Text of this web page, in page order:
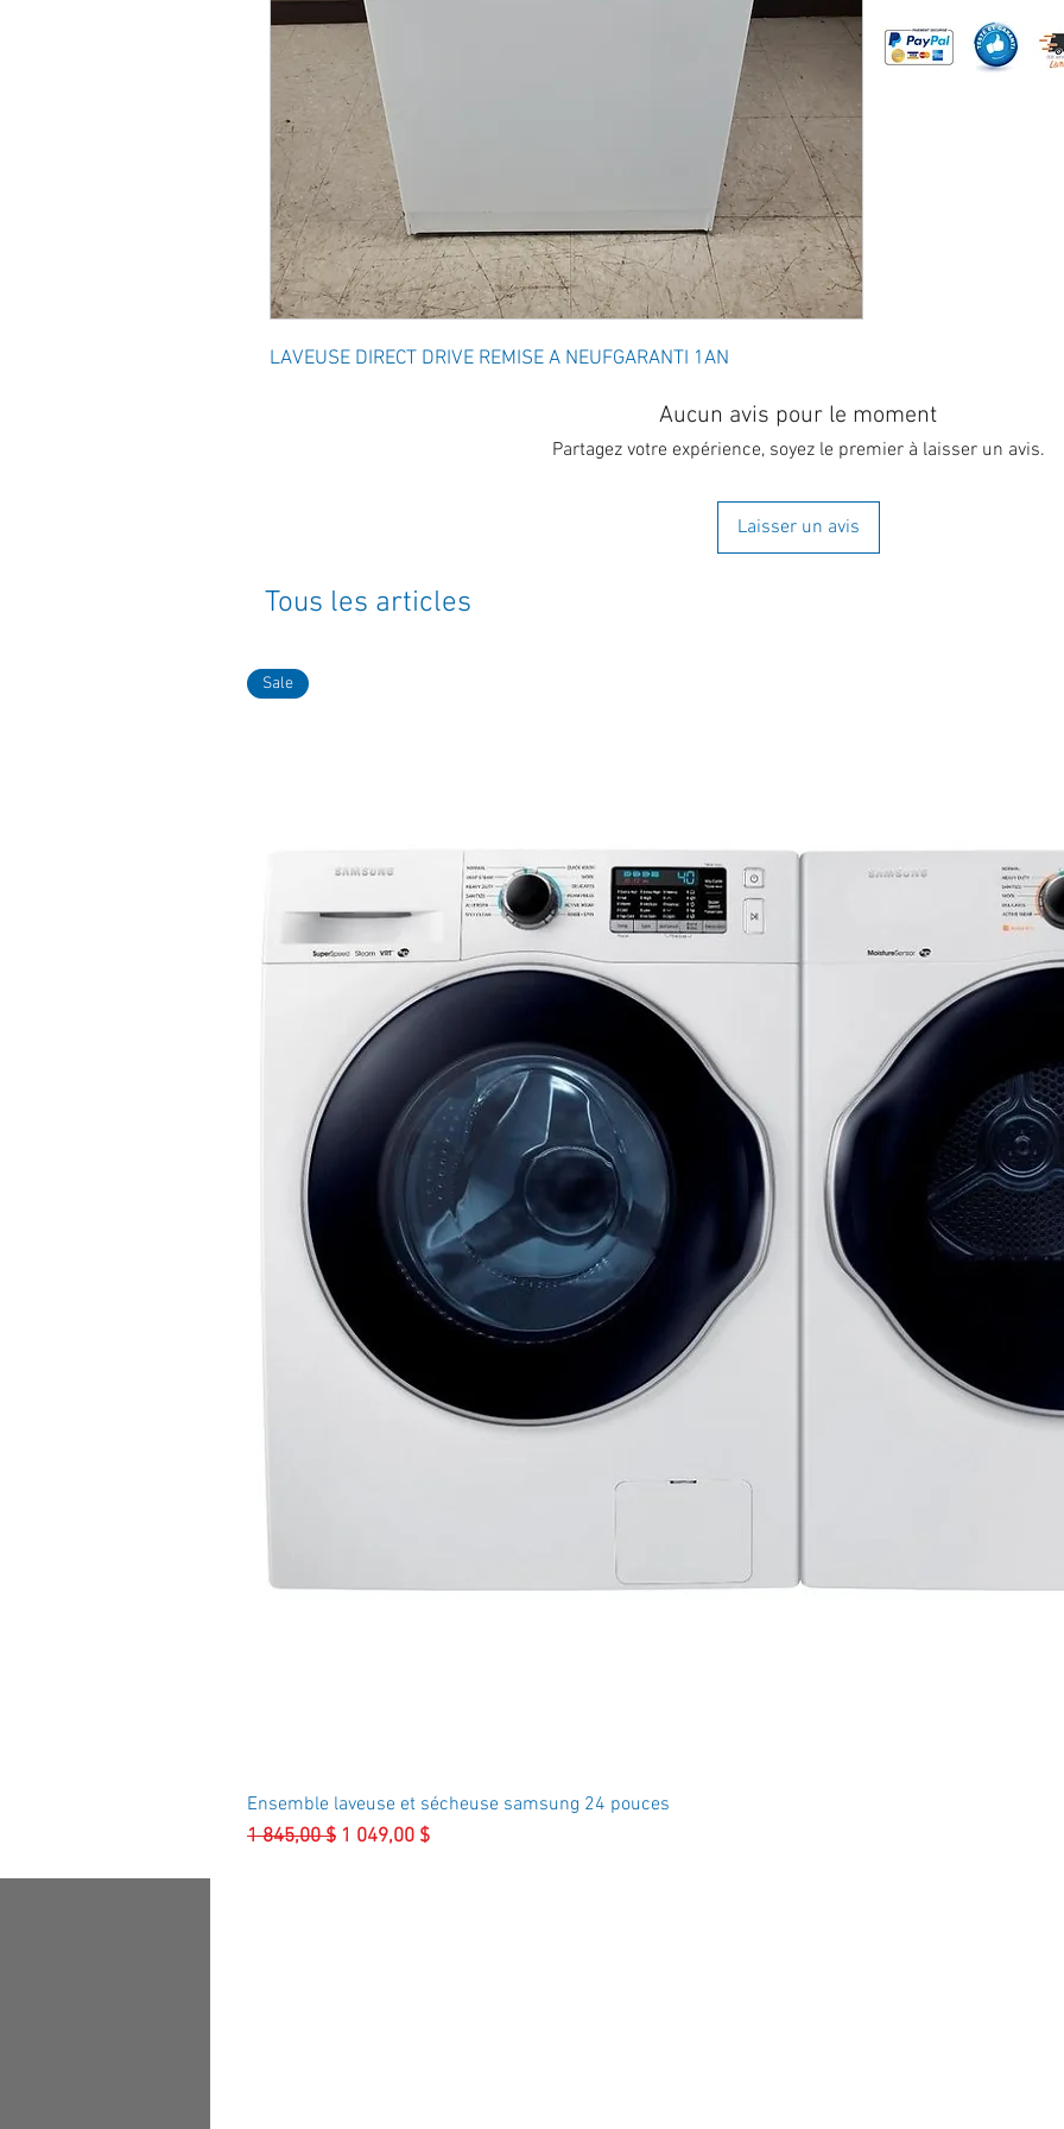
LAVEUSE DIRECT DRIVE REMISE A NEUFGARANTI 1AN
Aucun avis pour le moment
Partagez votre expérience, soyez le premier à laisser un avis.
Laisser un avis
Tous les articles
Sale
Ensemble laveuse et sécheuse samsung 24 pouces
Prix original
1 845,00 $ Prix promotionnel
1 049,00 $